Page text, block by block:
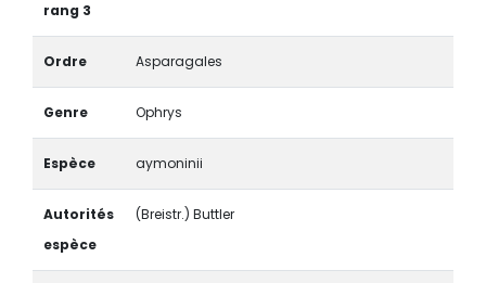
rang 3
Ordre Asparagales
Genre Ophrys
Espèce aymoninii
Autorités
espèce
(Breistr.) Buttler